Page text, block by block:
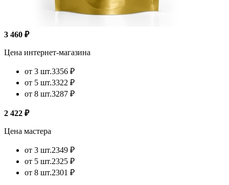
3 460 ₽
Цена интернет-магазина
от 3 шт.3356 ₽
от 5 шт.3322 ₽
от 8 шт.3287 ₽
2 422 ₽
Цена мастера
от 3 шт.2349 ₽
от 5 шт.2325 ₽
от 8 шт.2301 ₽